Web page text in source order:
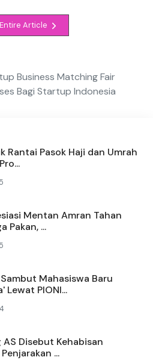
Article
Business Matching Fair
Bagi Startup Indonesia
Rantai Pasok Haji dan Umrah
Mentan Amran Tahan
Pakan, ...
Mahasiswa Baru
Lewat PIONI...
4
AS Disebut Kehabisan
...